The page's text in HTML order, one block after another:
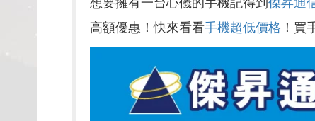
高額優惠！快來看看手機超低價格 ！買